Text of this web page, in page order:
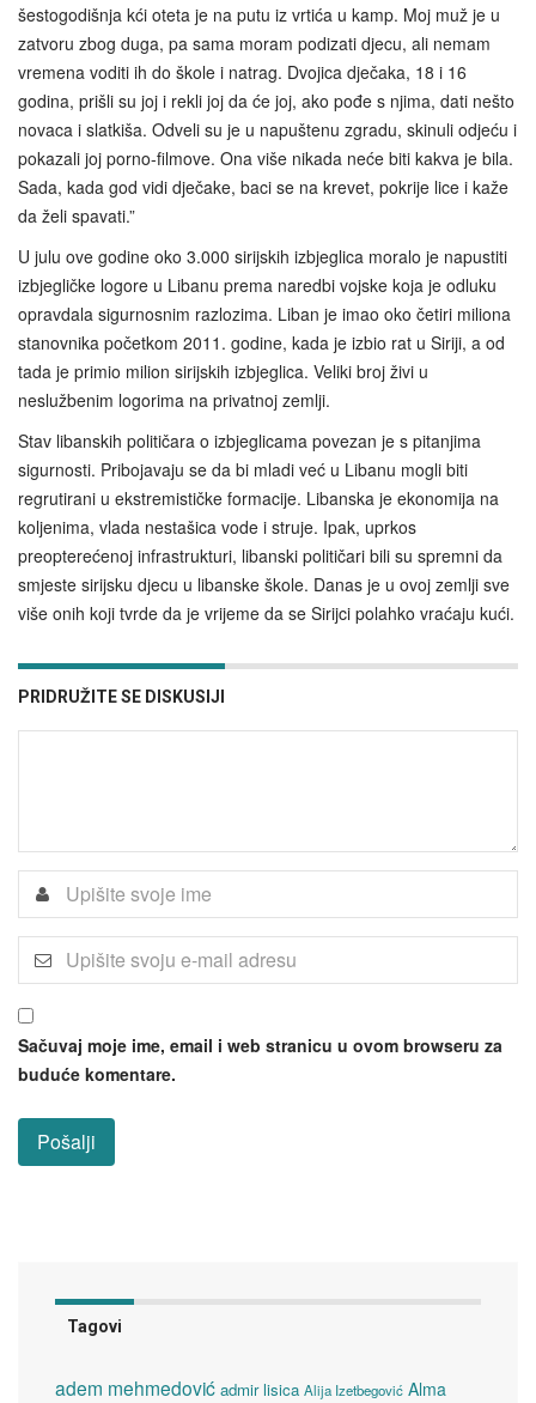
šestogodišnja kći oteta je na putu iz vrtića u kamp. Moj muž je u
zatvoru zbog duga, pa sama moram podizati djecu, ali nemam
vremena voditi ih do škole i natrag. Dvojica dječaka, 18 i 16
godina, prišli su joj i rekli joj da će joj, ako pođe s njima, dati nešto
novaca i slatkiša. Odveli su je u napuštenu zgradu, skinuli odjeću i
pokazali joj porno-filmove. Ona više nikada neće biti kakva je bila.
Sada, kada god vidi dječake, baci se na krevet, pokrije lice i kaže
da želi spavati.”
U julu ove godine oko 3.000 sirijskih izbjeglica moralo je napustiti
izbjegličke logore u Libanu prema naredbi vojske koja je odluku
opravdala sigurnosnim razlozima. Liban je imao oko četiri miliona
stanovnika početkom 2011. godine, kada je izbio rat u Siriji, a od
tada je primio milion sirijskih izbjeglica. Veliki broj živi u
neslužbenim logorima na privatnoj zemlji.
Stav libanskih političara o izbjeglicama povezan je s pitanjima
sigurnosti. Pribojavaju se da bi mladi već u Libanu mogli biti
regrutirani u ekstremističke formacije. Libanska je ekonomija na
koljenima, vlada nestašica vode i struje. Ipak, uprkos
preopterećenoj infrastrukturi, libanski političari bili su spremni da
smjeste sirijsku djecu u libanske škole. Danas je u ovoj zemlji sve
više onih koji tvrde da je vrijeme da se Sirijci polahko vraćaju kući.
PRIDRUŽITE SE DISKUSIJI
Sačuvaj moje ime, email i web stranicu u ovom browseru za
buduće komentare.
Tagovi
adem mehmedović admir lisica Alija Izetbegović Alma